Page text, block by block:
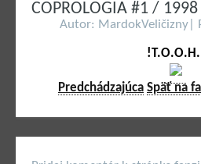
COPROLOGIA #1 / 1998
Autor: MardokVeličizny|
Predchádzajúca Späť na